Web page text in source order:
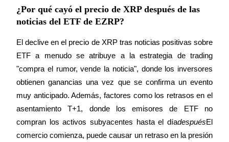
¿Por qué cayó el precio de XRP después de las
noticias del ETF de EZRP?
El declive en el precio de XRP tras noticias positivas sobre
ETF a menudo se atribuye a la estrategia de trading
"compra el rumor, vende la noticia", donde los inversores
obtienen ganancias una vez que se confirma un evento
muy anticipado. Además, factores como los retrasos en el
asentamiento T+1, donde los emisores de ETF no
compran los activos subyacentes hasta el díadespuésEl
comercio comienza, puede causar un retraso en la presión